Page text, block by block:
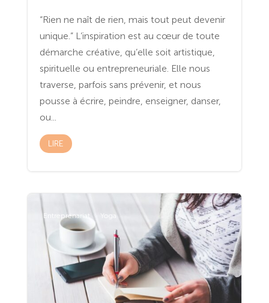
“Rien ne naît de rien, mais tout peut devenir
unique.” L’inspiration est au cœur de toute
démarche créative, qu’elle soit artistique,
spirituelle ou entrepreneuriale. Elle nous
traverse, parfois sans prévenir, et nous
pousse à écrire, peindre, enseigner, danser,
ou...
LIRE
Entreprenariat Yoga